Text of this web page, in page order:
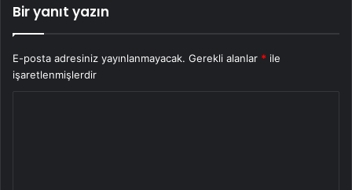
Bir yanıt yazın
E-posta adresiniz yayınlanmayacak. Gerekli alanlar * ile
işaretlenmişlerdir